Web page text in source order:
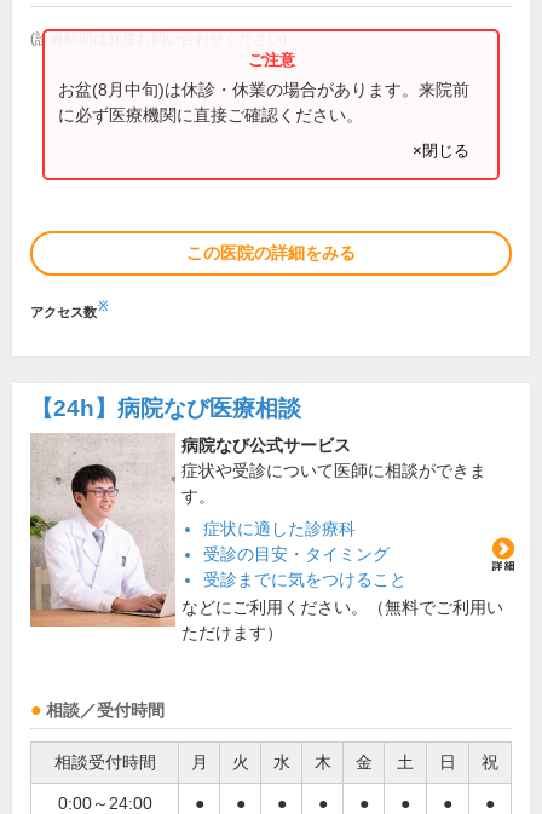
(診療時間は直接お問い合わせください)
お盆(8月中旬)は休診・休業の場合があります。来院前
に必ず医療機関に直接ご確認ください。
×閉じる
この医院の詳細をみる
アクセス数※
【24h】 病院なび医療相談
病院なび公式サービス
症状や受診について医師に相談ができま
す。
症状に適した診療科
受診の目安・タイミング
受診までに気をつけること
などにご利用ください。（無料でご利用い
ただけます）
相談／受付時間
相談受付時間 月 火 水 木 金 土 日 祝
0:00～24:00 ● ● ● ● ● ● ● ●